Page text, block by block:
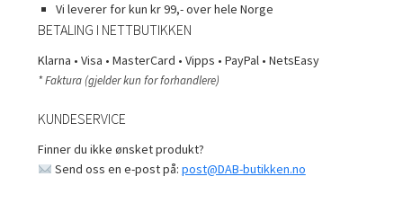
Vi leverer for kun kr 99,- over hele Norge
BETALING I NETTBUTIKKEN
Klarna • Visa • MasterCard • Vipps • PayPal • NetsEasy
* Faktura (gjelder kun for forhandlere)
KUNDESERVICE
Finner du ikke ønsket produkt?
Send oss en e-post på: post@DAB-butikken.no